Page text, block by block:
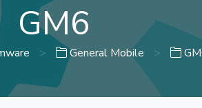
GM6
> General Mobile >